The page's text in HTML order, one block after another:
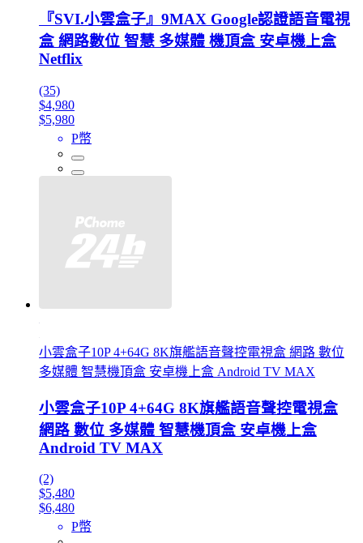
『SVI.小雲盒子』9MAX Google認證語音電視
盒 網路數位 智慧 多媒體 機頂盒 安卓機上盒
Netflix
(35)
$4,980
$5,980
P幣
小雲盒子10P 4+64G 8K旗艦語音聲控電視盒 網路 數位
多媒體 智慧機頂盒 安卓機上盒 Android TV MAX
小雲盒子10P 4+64G 8K旗艦語音聲控電視盒
網路 數位 多媒體 智慧機頂盒 安卓機上盒
Android TV MAX
(2)
$5,480
$6,480
P幣